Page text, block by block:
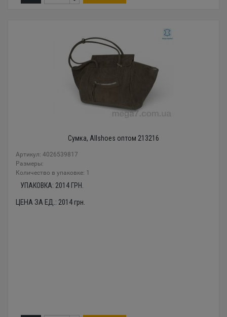
Сумка, Allshoes оптом 213216
Артикул: 4026539817
Размеры:
Количество в упаковке: 1
УПАКОВКА: 2014 ГРН.
ЦЕНА ЗА ЕД.: 2014грн.